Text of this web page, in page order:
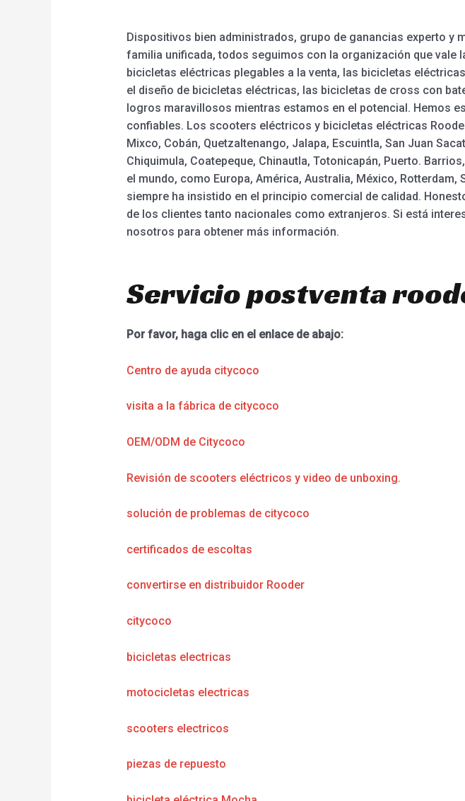
Dispositivos bien administrados, grupo de ganancias experto y
familia unificada, todos seguimos con la organización que vale
bicicletas eléctricas plegables a la venta, las bicicletas
el diseño de bicicletas eléctricas, las bicicletas de cross con
logros maravillosos mientras estamos en el potencial. Hemos
confiables. Los scooters eléctricos y bicicletas eléctricas
Mixco, Cobán, Quetzaltenango, Jalapa, Escuintla, San Juan
Chiquimula, Coatepeque, Chinautla, Totonicapán, Puerto.
el mundo, como Europa, América, Australia, México, Rotterdam,
siempre ha insistido en el principio comercial de calidad.
de los clientes tanto nacionales como extranjeros. Si está
nosotros para obtener más información.
Servicio postventa
Por favor, haga clic en el enlace de abajo:
Centro de ayuda citycoco
visita a la fábrica de citycoco
OEM/ODM de Citycoco
Revisión de scooters eléctricos y video de unboxing.
solución de problemas de citycoco
certificados de escoltas
convertirse en distribuidor Rooder
citycoco
bicicletas electricas
motocicletas electricas
scooters electricos
piezas de repuesto